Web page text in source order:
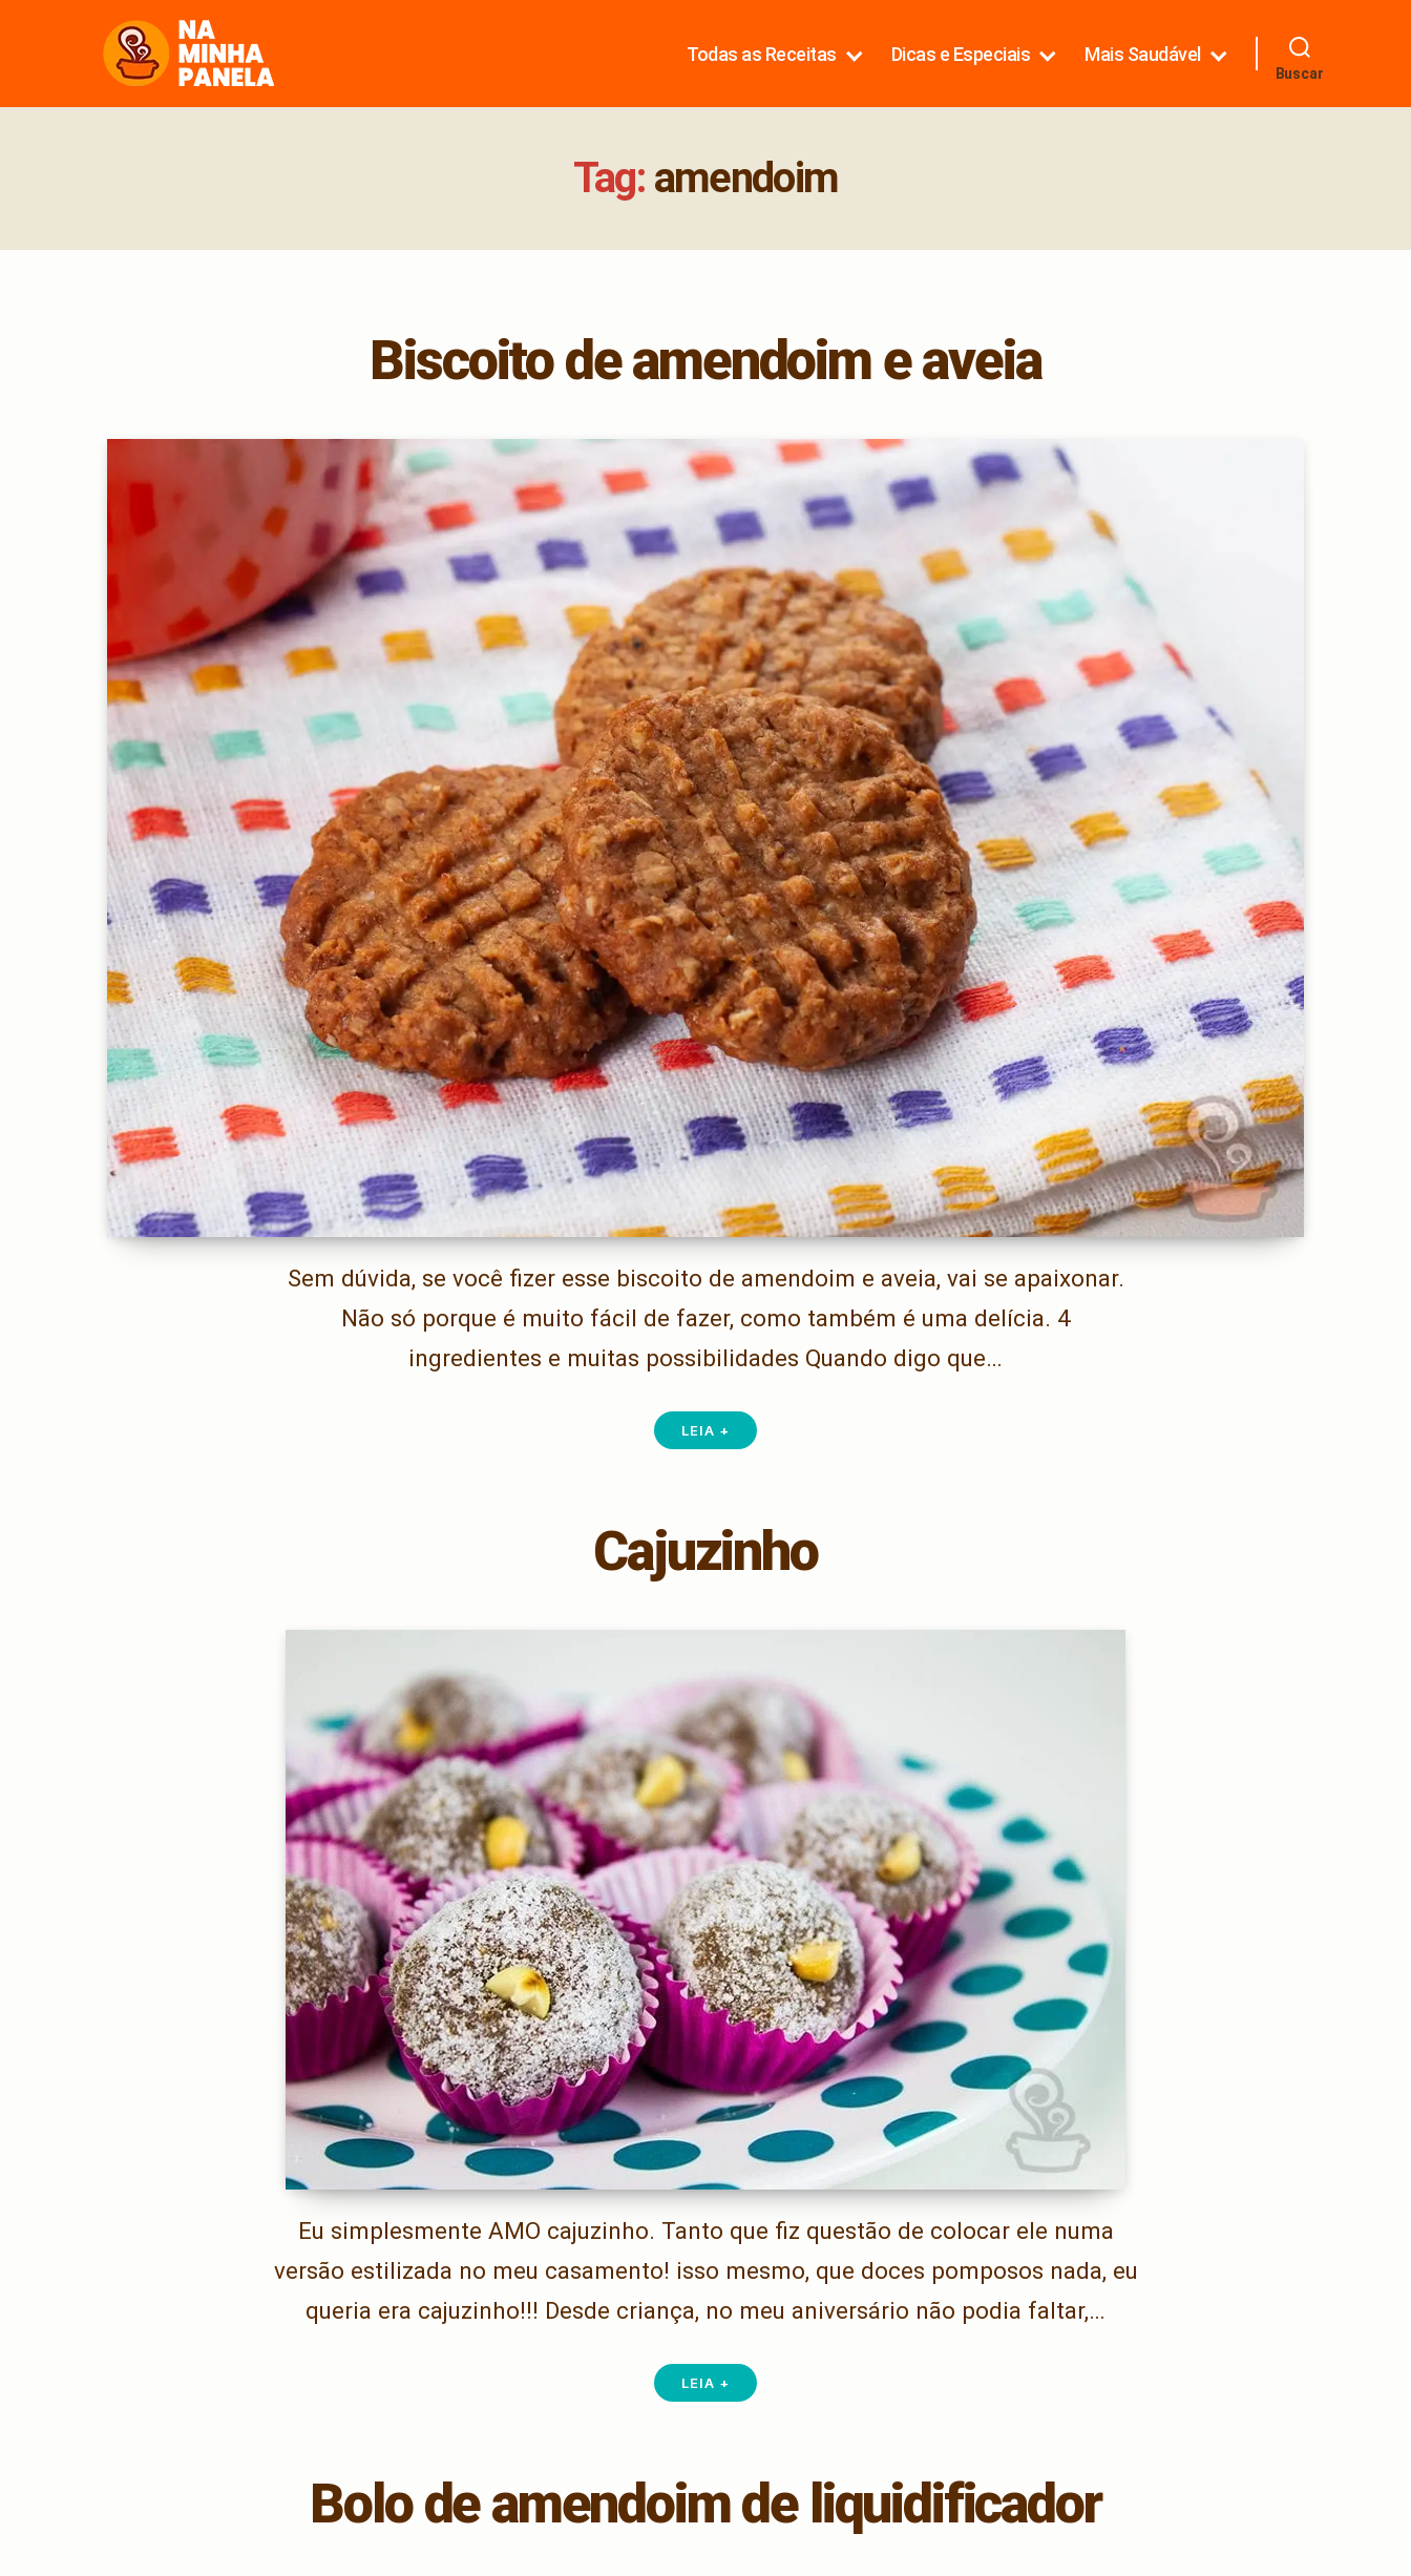
Todas as Receitas Dicas e Especiais Mais Saudável
Buscar
Tag: amendoim
Biscoito de amendoim e aveia
Sem dúvida, se você fizer esse biscoito de amendoim e aveia, vai se apaixonar.
Não só porque é muito fácil de fazer, como também é uma delícia. 4
ingredientes e muitas possibilidades Quando digo que…
LEIA +
Cajuzinho
Eu simplesmente AMO cajuzinho. Tanto que fiz questão de colocar ele numa
versão estilizada no meu casamento! isso mesmo, que doces pomposos nada, eu
queria era cajuzinho!!! Desde criança, no meu aniversário não podia faltar,…
LEIA +
Bolo de amendoim de liquidificador